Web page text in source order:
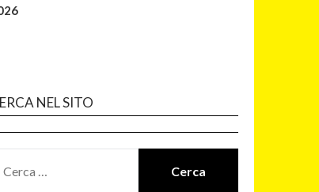
NEL SITO